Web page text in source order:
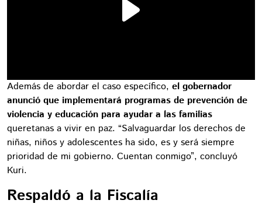
Además de abordar el caso específico, el gobernador
anunció que implementará programas de prevención de
violencia y educación para ayudar a las familias
queretanas a vivir en paz. “Salvaguardar los derechos de
niñas, niños y adolescentes ha sido, es y será siempre
prioridad de mi gobierno. Cuentan conmigo”, concluyó
Kuri.
Respaldó a la Fiscalía